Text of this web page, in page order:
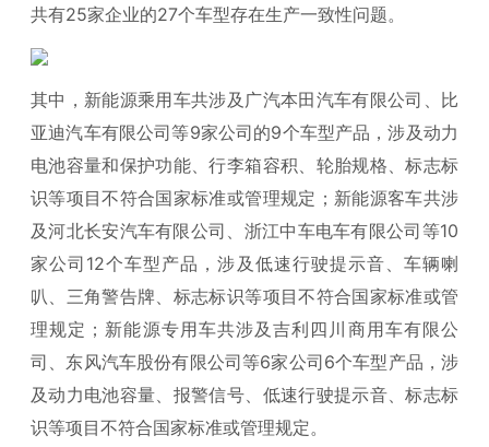
共有25家企业的27个车型存在生产一致性问题。
其中，新能源乘用车共涉及广汽本田汽车有限公司、比
亚迪汽车有限公司等9家公司的9个车型产品，涉及动力
电池容量和保护功能、行李箱容积、轮胎规格、标志标
识等项目不符合国家标准或管理规定；新能源客车共涉
及河北长安汽车有限公司、浙江中车电车有限公司等10
家公司12个车型产品，涉及低速行驶提示音、车辆喇
叭、三角警告牌、标志标识等项目不符合国家标准或管
理规定；新能源专用车共涉及吉利四川商用车有限公
司、东风汽车股份有限公司等6家公司6个车型产品，涉
及动力电池容量、报警信号、低速行驶提示音、标志标
识等项目不符合国家标准或管理规定。